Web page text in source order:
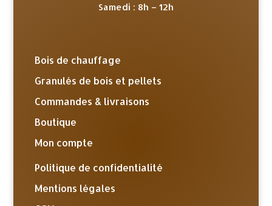
Samedi : 8h – 12h
Bois de chauffage
Granulés de bois et pellets
Commandes & livraisons
Boutique
Mon compte
Politique de confidentialité
Mentions légales